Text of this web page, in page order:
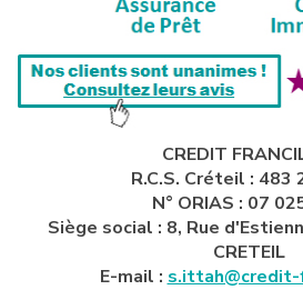
CREDIT
R.C.S. Créteil : 483
N° ORIAS : 07
Siège social : 8, Rue
CRETEIL
E-mail :